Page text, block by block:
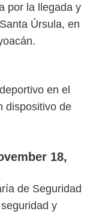
por la llegada y
Úrsula, en
en el
dispositivo de
18,
de Seguridad
y